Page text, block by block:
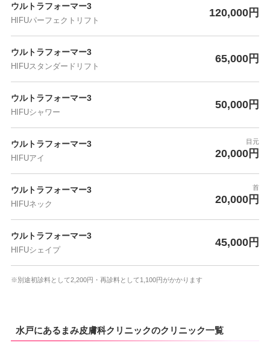
ウルトラフォーマー3
HIFUパーフェクトリフト
120,000円
ウルトラフォーマー3
HIFUスタンダードリフト
65,000円
ウルトラフォーマー3
HIFUシャワー
50,000円
ウルトラフォーマー3
HIFUアイ
目元
20,000円
ウルトラフォーマー3
HIFUネック
首
20,000円
ウルトラフォーマー3
HIFUシェイプ
45,000円
※別途初診料として2,200円・再診料として1,100円がかかります
水戸にあるまみ皮膚科クリニックのクリニック一覧